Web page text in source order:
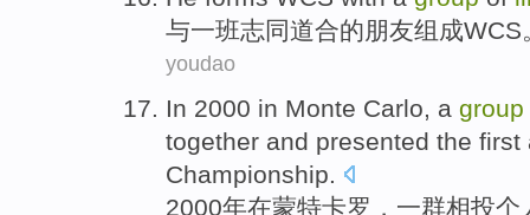
与一班志同道合的朋友组成WCS
youdao
In 2000 in Monte Carlo, a group
together and presented the first
Championship.
2000年在蒙特卡罗 ， 一群相投个